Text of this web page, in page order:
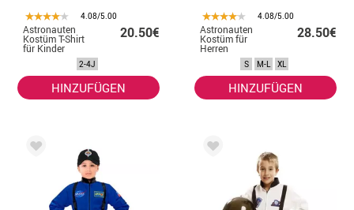
4.08/5.00
Astronauten
Kostüm T-Shirt
für Kinder
20.50€
2-4J
HINZUFÜGEN
4.08/5.00
Astronauten
Kostüm für
Herren
28.50€
S M-L XL
HINZUFÜGEN